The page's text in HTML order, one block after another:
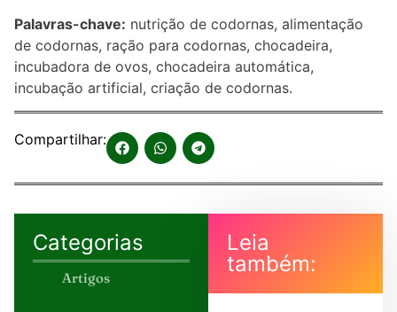
Palavras-chave: nutrição de codornas, alimentação
de codornas, ração para codornas, chocadeira,
incubadora de ovos, chocadeira automática,
incubação artificial, criação de codornas.
Compartilhar:
Categorias
Artigos
Leia
também: